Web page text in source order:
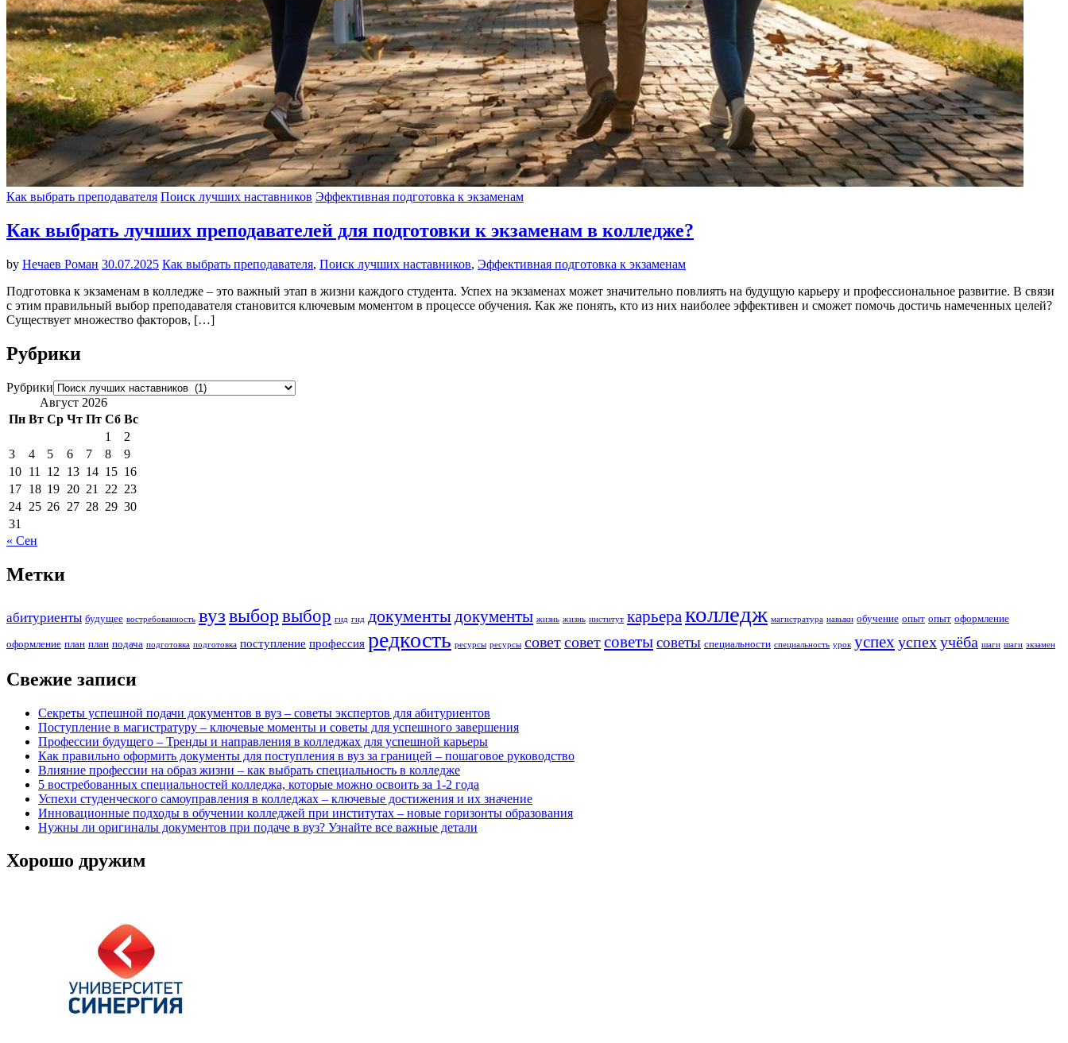
Как выбрать преподавателя Поиск лучших наставников Эффективная подготовка к экзаменам
Как выбрать лучших преподавателей для подготовки к экзаменам в колледже?
by Нечаев Роман 30.07.2025 Как выбрать преподавателя, Поиск лучших наставников, Эффективная подготовка к экзаменам
Подготовка к экзаменам в колледже – это важный этап в жизни каждого студента. Успех на экзаменах может значительно повлиять на будущую карьеру и профессиональное развитие. В связи
с этим правильный выбор преподавателя становится ключевым моментом в процессе обучения. Как же понять, кто из них наиболее эффективен и сможет помочь достичь намеченных целей?
Существует множество факторов, […]
Рубрики
Рубрики
Август 2026
Пн Вт Ср Чт Пт Сб Вс
1
2
3
4 5 6 7 8
9
10 11 12 13 14 15 16
17 18 19 20 21 22 23
24 25 26 27 28 29 30
31
« Сен
Метки
абитуриенты будущее востребованность вузвыбор выбор гид гид документы документы жизнь жизнь институт карьера колледж магистратура навыки обучение опыт опыт оформление
оформление план план подача подготовка подготовка поступление профессия редкость ресурсы ресурсы советсоветсоветысоветы специальности специальность урок успех успехучёба шаги шаги экзамен
Свежие записи
Секреты успешной подачи документов в вуз – советы экспертов для абитуриентов
Поступление в магистратуру – ключевые моменты и советы для успешного завершения
Профессии будущего – Тренды и направления в колледжах для успешной карьеры
Как правильно оформить документы для поступления в вуз за границей – пошаговое руководство
Влияние профессии на образ жизни – как выбрать специальность в колледже
5 востребованных специальностей колледжа, которые можно освоить за 1-2 года
Успехи студенческого самоуправления в колледжах – ключевые достижения и их значение
Инновационные подходы в обучении колледжей при институтах – новые горизонты образования
Нужны ли оригиналы документов при подаче в вуз? Узнайте все важные детали
Хорошо дружим